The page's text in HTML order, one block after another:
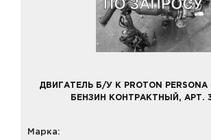
ДВИГАТЕЛЬ Б/У К PROTON PERSONA
БЕНЗИН КОНТРАКТНЫЙ, АРТ.
Марка: